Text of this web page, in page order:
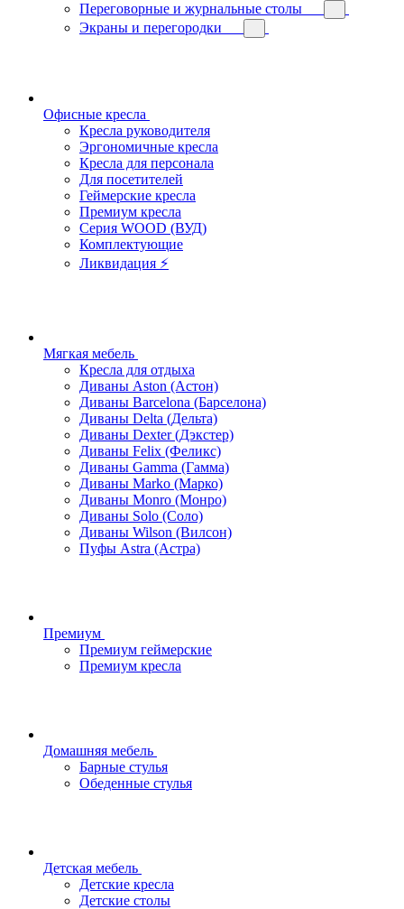
Переговорные и журнальные столы
Экраны и перегородки
Офисные кресла
Кресла руководителя
Эргономичные кресла
Кресла для персонала
Для посетителей
Геймерские кресла
Премиум кресла
Серия WOOD (ВУД)
Комплектующие
Ликвидация ⚡
Мягкая мебель
Кресла для отдыха
Диваны Aston (Астон)
Диваны Barcelona (Барселона)
Диваны Delta (Дельта)
Диваны Dexter (Дэкстер)
Диваны Felix (Феликс)
Диваны Gamma (Гамма)
Диваны Marko (Марко)
Диваны Monro (Монро)
Диваны Solo (Соло)
Диваны Wilson (Вилсон)
Пуфы Astra (Астра)
Премиум
Премиум геймерские
Премиум кресла
Домашняя мебель
Барные стулья
Обеденные стулья
Детская мебель
Детские кресла
Детские столы